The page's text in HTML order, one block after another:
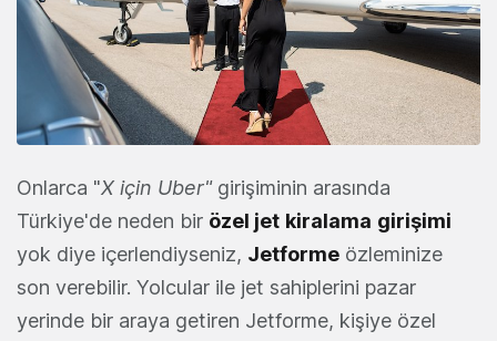
Onlarca "X için Uber"girişiminin arasında
Türkiye'de neden bir özel jet kiralama girişimi
yok diye içerlendiyseniz, Jetforme özleminize
son verebilir. Yolcular ile jet sahiplerini pazar
yerinde bir araya getiren Jetforme, kişiye özel